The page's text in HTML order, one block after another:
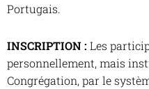
Portugais.
INSCRIPTION : Les
personnellement, mais
Congrégation, par le